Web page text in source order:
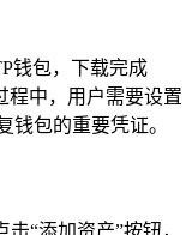
钱包，下载完成
程中，用户需要设置
钱包的重要凭证。
“添加资产”按钮，